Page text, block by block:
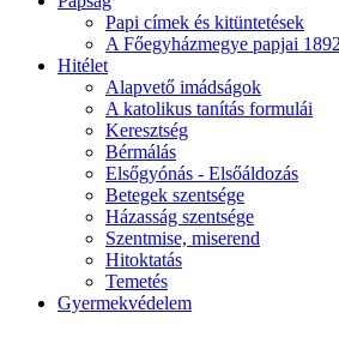
Papi címek és kitüntetések
A Főegyházmegye papjai
Hitélet
Alapvető imádságok
A katolikus tanítás formulái
Keresztség
Bérmálás
Elsőgyónás - Elsőáldozás
Betegek szentsége
Házasság szentsége
Szentmise, miserend
Hitoktatás
Temetés
Gyermekvédelem